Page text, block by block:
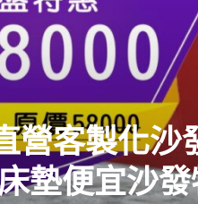
營客製化沙
墊便宜沙